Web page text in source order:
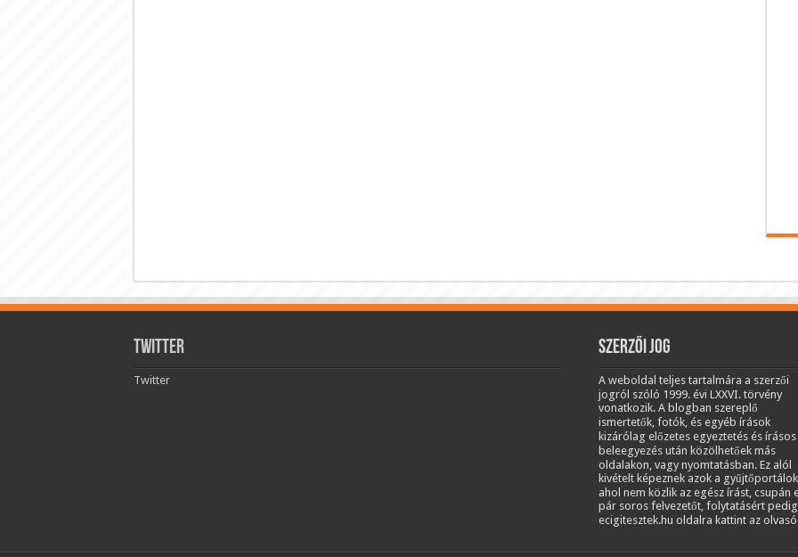
Twitter
Twitter
Szerzői jog
A weboldal teljes tartalmára a szerzői
jogról szóló 1999. évi LXXVI. törvény
vonatkozik. A blogban szereplő
ismertetők, fotók, és egyéb írások
kizárólag előzetes egyeztetés és írásos
beleegyezés után közölhetőek más
oldalakon, vagy nyomtatásban. Ez alól
kivételt képeznek azok a
ahol nem közlik az egész írást, csupán
pár soros felvezetőt, folytatásért
ecigitesztek.hu oldalra kattint az